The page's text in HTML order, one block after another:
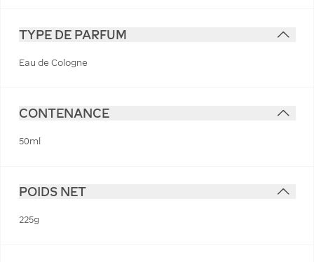
TYPE DE PARFUM
Eau de Cologne
CONTENANCE
50ml
POIDS NET
225g